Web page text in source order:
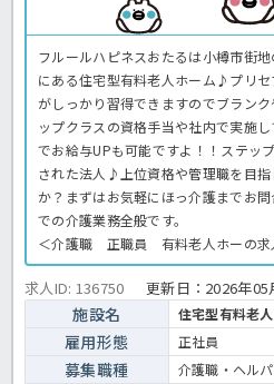
フルールハピネスおたるは小樽市街
にある住宅型有料老人ホーム♪プリ
がしっかり習得できますのでブラン
ップクラスの資格手当や社内で実施
でお給与UPも可能ですよ！！ステッ
された法人♪上位資格や管理職を目
か？まずはお気軽にほっ介護までお
での介護業務全般です。
＜介護職 正職員 有料老人ホーの求
求人ID: 136750 更新日： 2026年05
施設名 住宅型有料老
雇用形態 正社員
募集職種 介護職・ヘル